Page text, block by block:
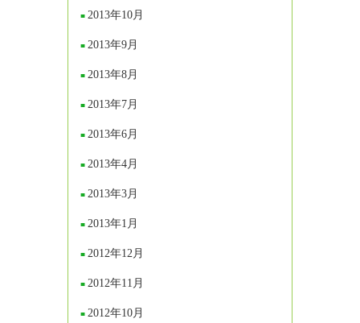
2013年10月
2013年9月
2013年8月
2013年7月
2013年6月
2013年4月
2013年3月
2013年1月
2012年12月
2012年11月
2012年10月